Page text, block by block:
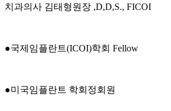
치과의사 김태형원장 ,D,D,S., FICOI
●국제임플란트(ICOI)학회 Fellow
●미국임플란트 학회정회원